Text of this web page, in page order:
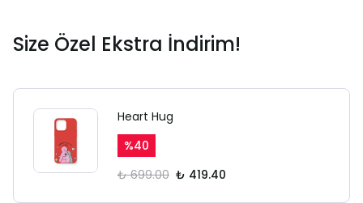
Size Özel Ekstra İndirim!
Heart Hug
%40
₺ 699.00 ₺ 419.40